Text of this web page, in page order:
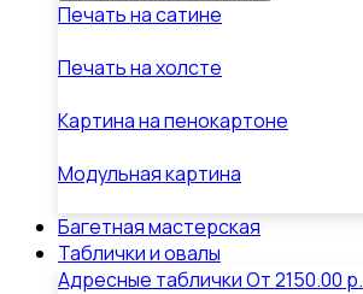
Печать на сатине
Печать на холсте
Картина на пенокартоне
Модульная картина
Багетная мастерская
Таблички и овалы
Адресные табличкиОт2150.00 р.